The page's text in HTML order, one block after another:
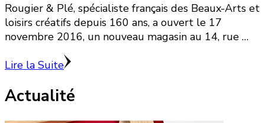
Rougier & Plé, spécialiste français des Beaux-Arts et
loisirs créatifs depuis 160 ans, a ouvert le 17
novembre 2016, un nouveau magasin au 14, rue …
Lire la Suite
Actualité